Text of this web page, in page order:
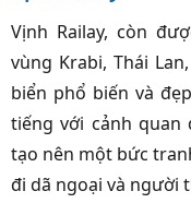
Vịnh Railay, còn
vùng Krabi, Thái
biển phổ biến và
tiếng với cảnh quan
tạo nên một bức
đi dã ngoại và người